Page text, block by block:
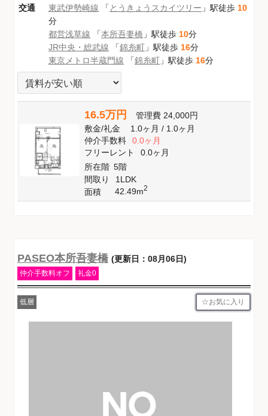
交通
東武伊勢崎線 「とうきょうスカイツリー 」駅徒歩 10
分
都営浅草線 「本所吾妻橋 」駅徒歩 10分
JR中央・総武線 「錦糸町 」駅徒歩 16分
東京メトロ半蔵門線 「錦糸町 」駅徒歩 16分
16.5万円 管理費 24,000円
敷金/礼金 1.0ヶ月/ 1.0ヶ月
仲介手数料
0.0ヶ月
フリーレント
0.0ヶ月
所在階 5階
間取り
1LDK
面積
42.49m2
PASEO本所吾妻橋 (更新日：08月06日)
仲介手数料オフ 礼金0
低層 お気に入り